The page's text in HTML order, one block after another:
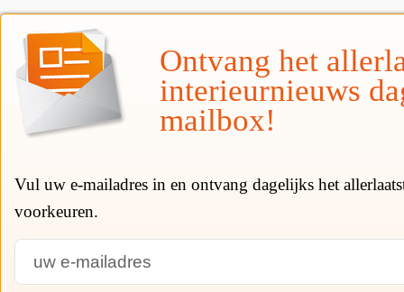
Ontvang het
interieurnieuws
mailbox!
Vul uw e-mailadres in en ontvang dagelijks het
voorkeuren.